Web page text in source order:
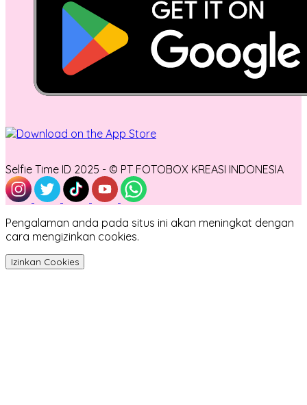
Selfie Time ID 2025 - © PT FOTOBOX KREASI INDONESIA
Pengalaman anda pada situs ini akan meningkat dengan
cara mengizinkan cookies.
Izinkan Cookies